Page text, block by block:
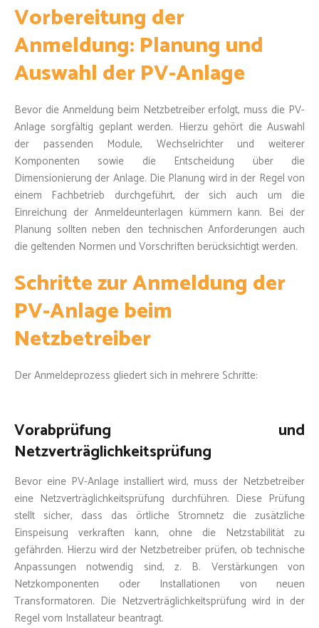
Vorbereitung der
Anmeldung: Planung und
Auswahl der PV-Anlage
Bevor die Anmeldung beim Netzbetreiber erfolgt, muss die PV-
Anlage sorgfältig geplant werden. Hierzu gehört die Auswahl
der passenden Module, Wechselrichter und weiterer
Komponenten sowie die Entscheidung über die
Dimensionierung der Anlage. Die Planung wird in der Regel von
einem Fachbetrieb durchgeführt, der sich auch um die
Einreichung der Anmeldeunterlagen kümmern kann. Bei der
Planung sollten neben den technischen Anforderungen auch
die geltenden Normen und Vorschriften berücksichtigt werden.
Schritte zur Anmeldung der
PV-Anlage beim
Netzbetreiber
Der Anmeldeprozess gliedert sich in mehrere Schritte:
Vorabprüfung und
Netzverträglichkeitsprüfung
Bevor eine PV-Anlage installiert wird, muss der Netzbetreiber
eine Netzverträglichkeitsprüfung durchführen. Diese Prüfung
stellt sicher, dass das örtliche Stromnetz die zusätzliche
Einspeisung verkraften kann, ohne die Netzstabilität zu
gefährden. Hierzu wird der Netzbetreiber prüfen, ob technische
Anpassungen notwendig sind, z. B. Verstärkungen von
Netzkomponenten oder Installationen von neuen
Transformatoren. Die Netzverträglichkeitsprüfung wird in der
Regel vom Installateur beantragt.